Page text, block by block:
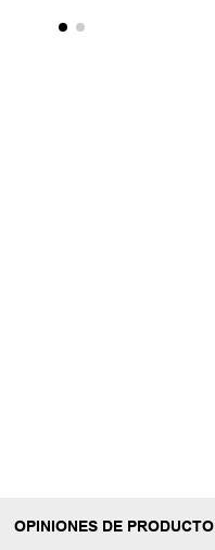
OPINIONES DE PRODUCTO